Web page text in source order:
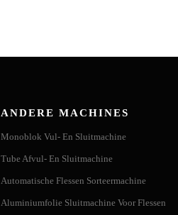
ANDERE MACHINES
Monoblok Vul- En Sluitmachine
Tube Afvul- En Sluitmachine
Automatische Flessen Sorteermachine
Aluminiumfolie Sluitmachine Voor Flessen